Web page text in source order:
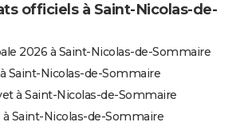
officiels à Saint-Nicolas-de-
2026 à Saint-Nicolas-de-Sommaire
Saint-Nicolas-de-Sommaire
à Saint-Nicolas-de-Sommaire
à Saint-Nicolas-de-Sommaire